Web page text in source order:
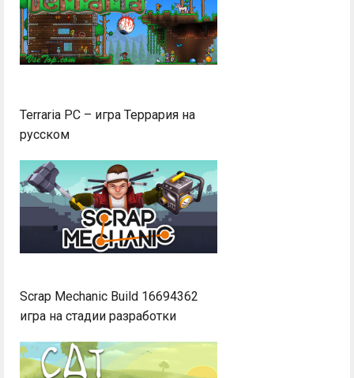
Terraria PC – игра Террария на
русском
Scrap Mechanic Build 16694362
игра на стадии разработки